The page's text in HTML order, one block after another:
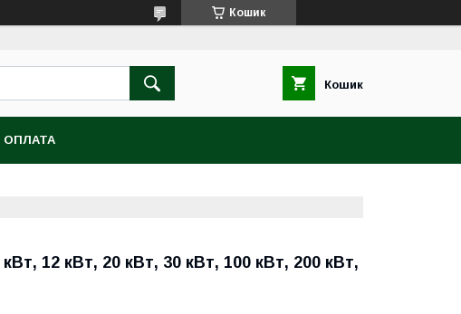
Кошик
Кошик
ОПЛАТА
12 кВт, 20 кВт, 30 кВт, 100 кВт, 200 кВт,